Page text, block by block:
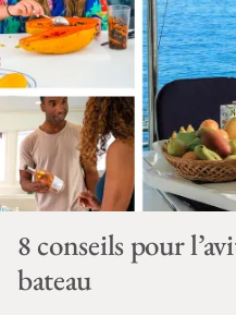
8 conseils pour
bateau